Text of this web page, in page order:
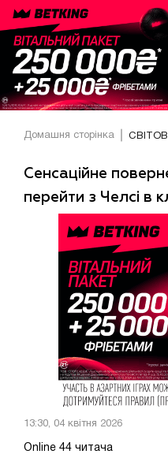
Домашня сторінка
Сенсаційне
перейти з Челсі в
13:30, 04 квітня 2026
Online 44 читача